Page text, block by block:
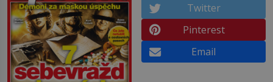
Twitter
Pinterest
Email